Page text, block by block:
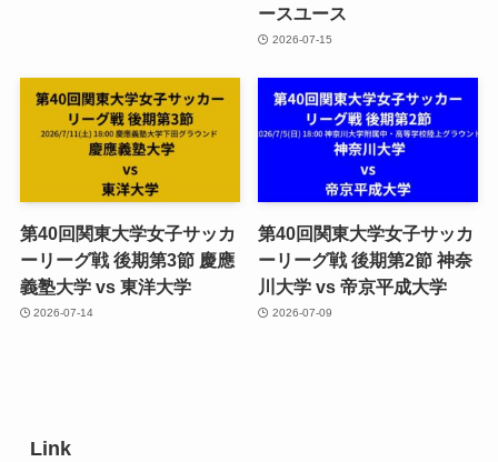
ースユース
2026-07-15
第40回関東大学女子サッカ
ーリーグ戦 後期第3節 慶應
義塾大学 vs 東洋大学
2026-07-14
第40回関東大学女子サッカ
ーリーグ戦 後期第2節 神奈
川大学 vs 帝京平成大学
2026-07-09
Link